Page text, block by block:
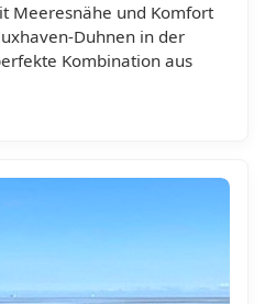
Meeresnähe und Komfort
Duhnen in der
Kombination aus